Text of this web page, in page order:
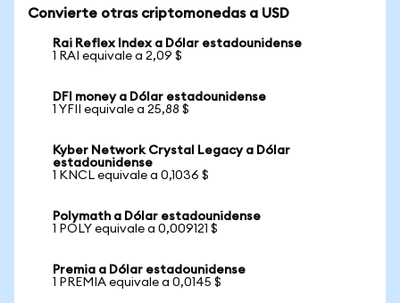
Convierte otras criptomonedas a USD
Rai Reflex Index a Dólar estadounidense
1 RAI equivale a 2,09 $
DFI money a Dólar estadounidense
1 YFII equivale a 25,88 $
Kyber Network Crystal Legacy a Dólar
estadounidense
1 KNCL equivale a 0,1036 $
Polymath a Dólar estadounidense
1 POLY equivale a 0,009121 $
Premia a Dólar estadounidense
1 PREMIA equivale a 0,0145 $